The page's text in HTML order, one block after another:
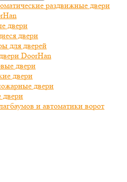
раздвижные двери
двери
двери
для дверей
DoorHan
двери
двери
двери
двери
и автоматики ворот